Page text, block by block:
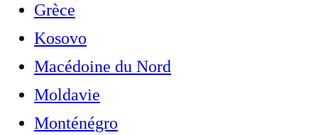
Grèce
Kosovo
Macédoine du Nord
Moldavie
Monténégro